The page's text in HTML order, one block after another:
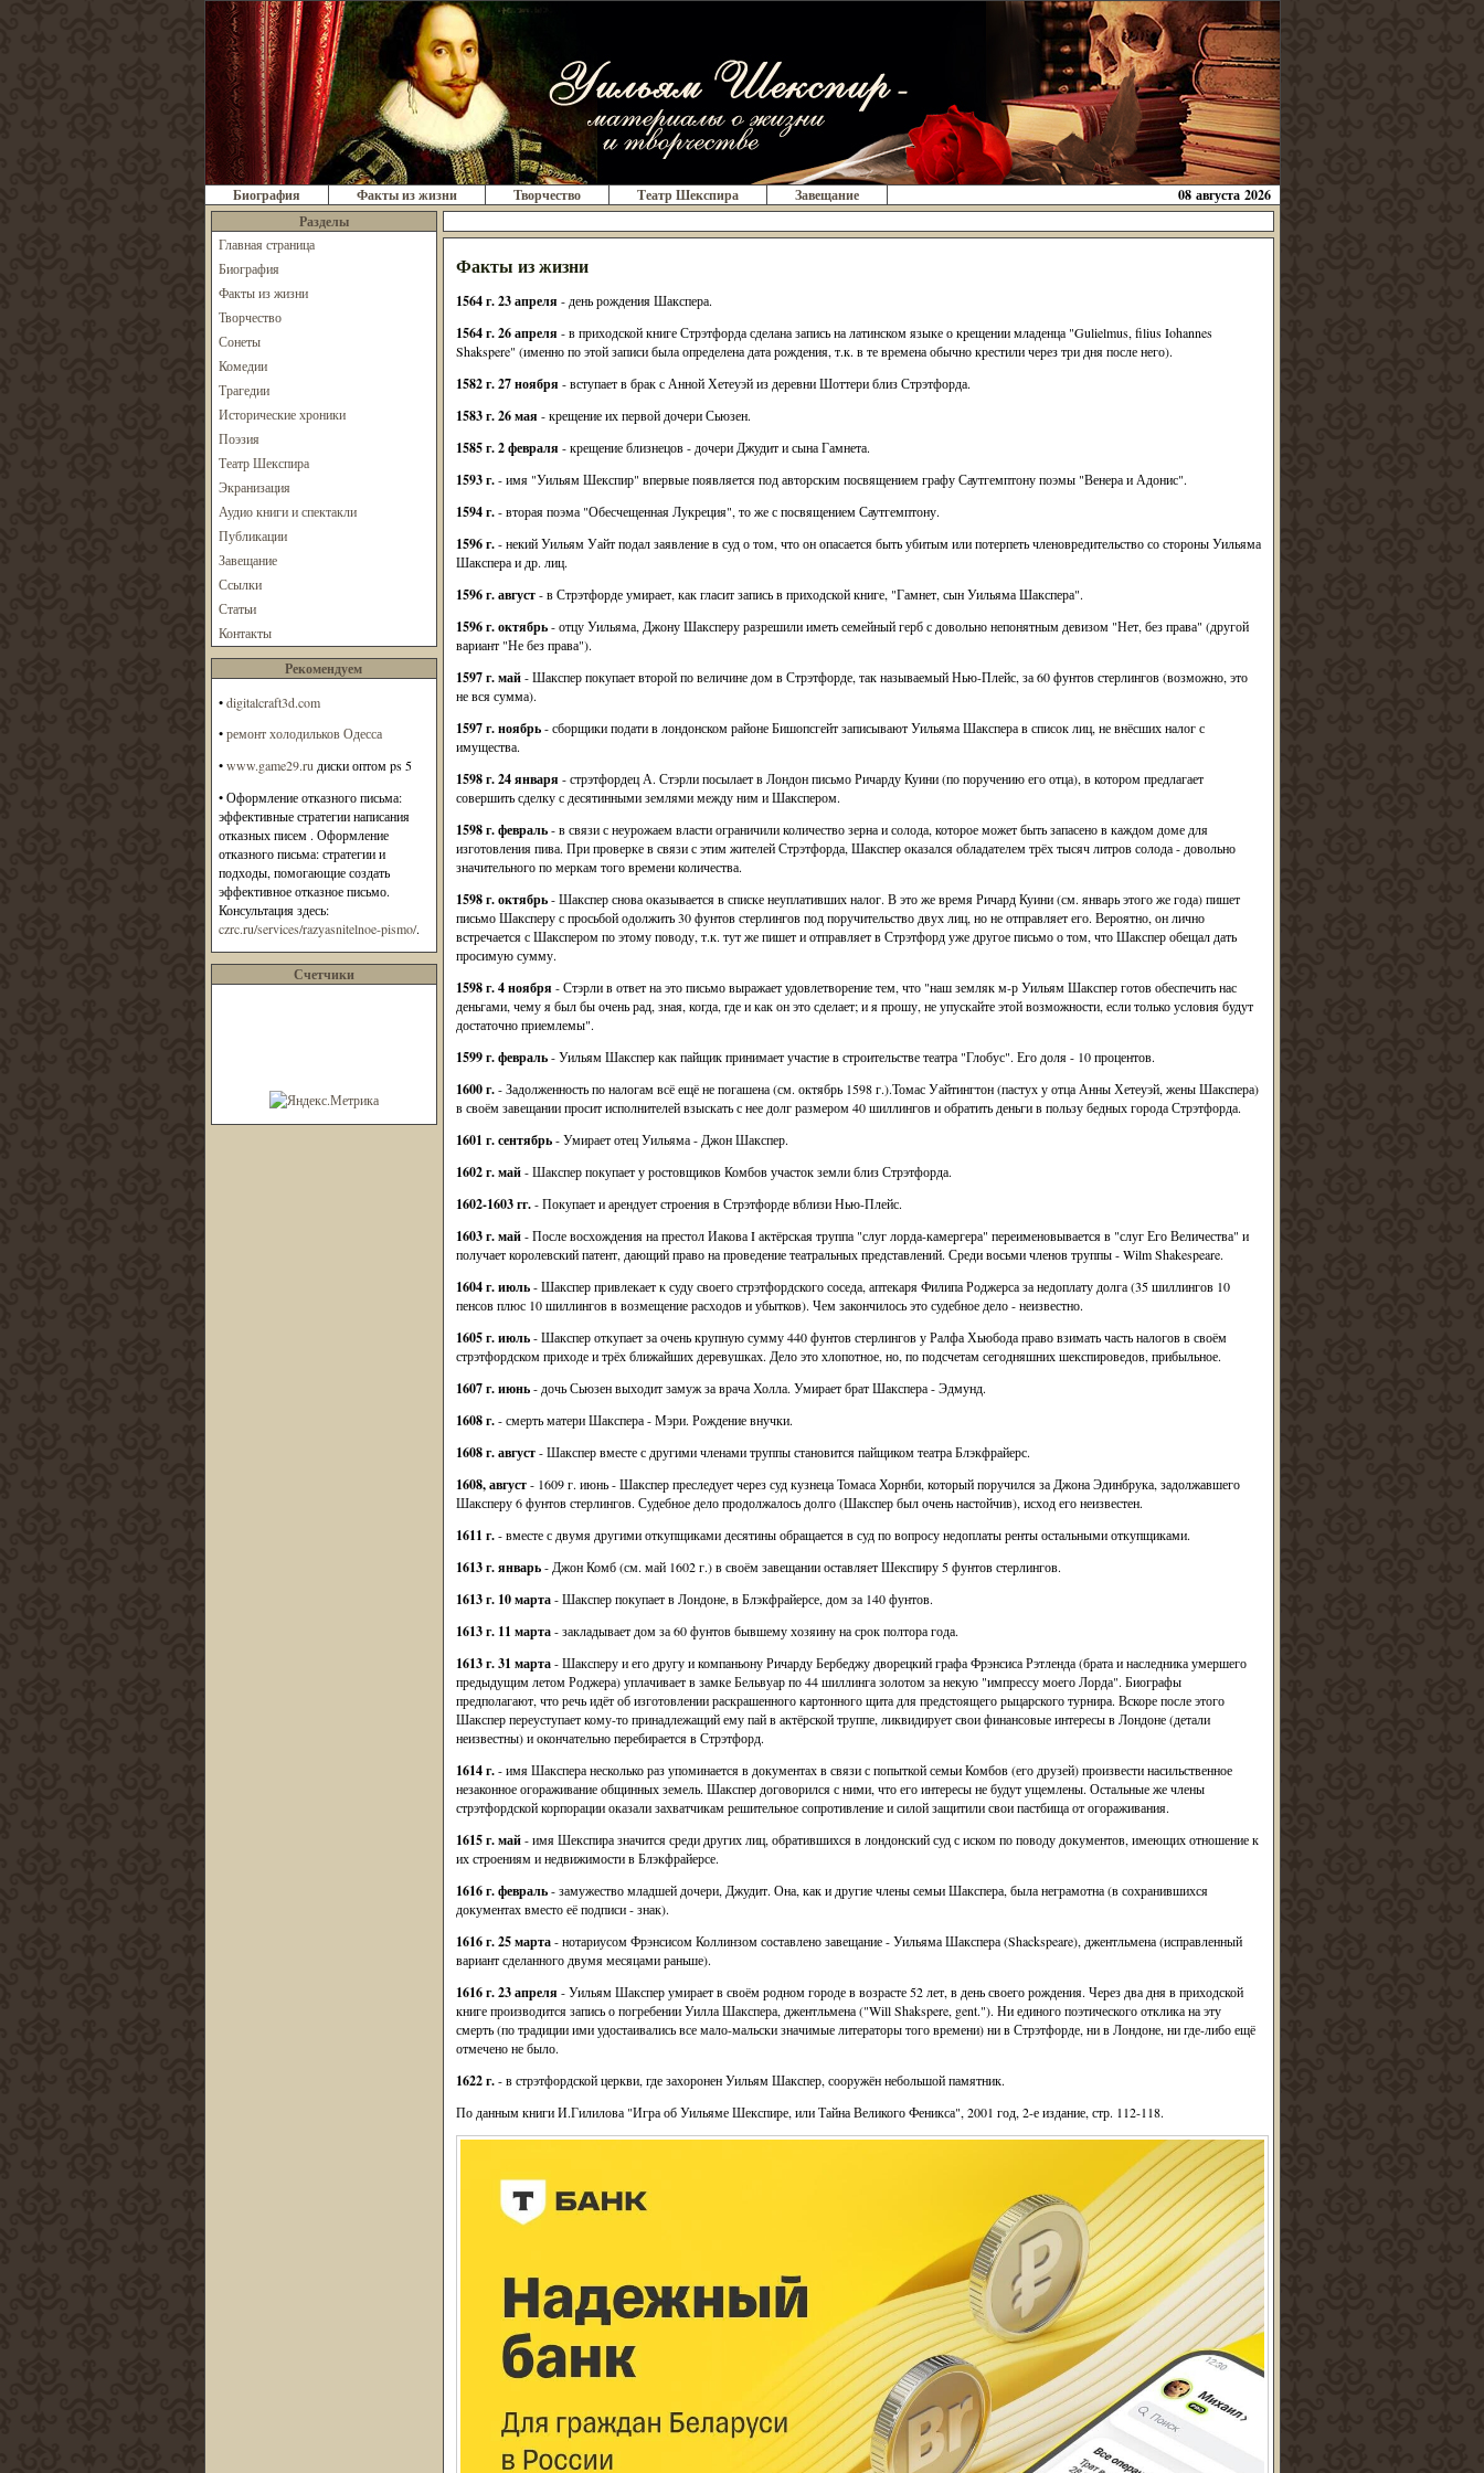
Биография Факты из жизни Творчество Театр Шекспира Завещание
08 августа 2026
Разделы
Главная страница
Биография
Факты из жизни
Творчество
Сонеты
Комедии
Трагедии
Исторические хроники
Поэзия
Театр Шекспира
Экранизация
Аудио книги и спектакли
Публикации
Завещание
Ссылки
Статьи
Контакты
Рекомендуем
•digitalcraft3d.com
•ремонт холодильков Одесса
•www.game29.ru диски оптом ps 5
• Оформление отказного письма:
эффективные стратегии написания
отказных писем . Оформление
отказного письма: стратегии и
подходы, помогающие создать
эффективное отказное письмо.
Консультация здесь:
czrc.ru/services/razyasnitelnoe-pismo/.
Счетчики
Факты из жизни
1564 г. 23 апреля - день рождения Шакспера.
1564 г. 26 апреля - в приходской книге Стрэтфорда сделана запись на латинском языке о крещении младенца "Gulielmus, filius Iohannes
Shakspere" (именно по этой записи была определена дата рождения, т.к. в те времена обычно крестили через три дня после него).
1582 г. 27 ноября - вступает в брак с Анной Хетеуэй из деревни Шоттери близ Стрэтфорда.
1583 г. 26 мая - крещение их первой дочери Сьюзен.
1585 г. 2 февраля - крещение близнецов - дочери Джудит и сына Гамнета.
1593 г.- имя "Уильям Шекспир" впервые появляется под авторским посвящением графу Саутгемптону поэмы "Венера и Адонис".
1594 г.- вторая поэма "Обесчещенная Лукреция", то же с посвящением Саутгемптону.
1596 г.- некий Уильям Уайт подал заявление в суд о том, что он опасается быть убитым или потерпеть членовредительство со стороны Уильяма
Шакспера и др. лиц.
1596 г. август- в Стрэтфорде умирает, как гласит запись в приходской книге, "Гамнет, сын Уильяма Шакспера".
1596 г. октябрь- отцу Уильяма, Джону Шаксперу разрешили иметь семейный герб с довольно непонятным девизом "Нет, без права" (другой
вариант "Не без права").
1597 г. май- Шакспер покупает второй по величине дом в Стрэтфорде, так называемый Нью-Плейс, за 60 фунтов стерлингов (возможно, это
не вся сумма).
1597 г. ноябрь- сборщики подати в лондонском районе Бишопсгейт записывают Уильяма Шакспера в список лиц, не внёсших налог с
имущества.
1598 г. 24 января - стрэтфордец А. Стэрли посылает в Лондон письмо Ричарду Куини (по поручению его отца), в котором предлагает
совершить сделку с десятинными землями между ним и Шакспером.
1598 г. февраль- в связи с неурожаем власти ограничили количество зерна и солода, которое может быть запасено в каждом доме для
изготовления пива. При проверке в связи с этим жителей Стрэтфорда, Шакспер оказался обладателем трёх тысяч литров солода - довольно
значительного по меркам того времени количества.
1598 г. октябрь- Шакспер снова оказывается в списке неуплативших налог. В это же время Ричард Куини (см. январь этого же года) пишет
письмо Шаксперу с просьбой одолжить 30 фунтов стерлингов под поручительство двух лиц, но не отправляет его. Вероятно, он лично
встречается с Шакспером по этому поводу, т.к. тут же пишет и отправляет в Стрэтфорд уже другое письмо о том, что Шакспер обещал дать
просимую сумму.
1598 г. 4 ноября - Стэрли в ответ на это письмо выражает удовлетворение тем, что "наш земляк м-р Уильям Шакспер готов обеспечить нас
деньгами, чему я был бы очень рад, зная, когда, где и как он это сделает; и я прошу, не упускайте этой возможности, если только условия будут
достаточно приемлемы".
1599 г. февраль- Уильям Шакспер как пайщик принимает участие в строительстве театра "Глобус". Его доля - 10 процентов.
1600 г.- Задолженность по налогам всё ещё не погашена (см. октябрь 1598 г.).Томас Уайтингтон (пастух у отца Анны Хетеуэй, жены Шакспера)
в своём завещании просит исполнителей взыскать с нее долг размером 40 шиллингов и обратить деньги в пользу бедных города Стрэтфорда.
1601 г. сентябрь- Умирает отец Уильяма - Джон Шакспер.
1602 г. май- Шакспер покупает у ростовщиков Комбов участок земли близ Стрэтфорда.
1602-1603 гг.- Покупает и арендует строения в Стрэтфорде вблизи Нью-Плейс.
1603 г. май- После восхождения на престол Иакова I актёрская труппа "слуг лорда-камергера" переименовывается в "слуг Его Величества" и
получает королевский патент, дающий право на проведение театральных представлений. Среди восьми членов труппы - Wilm Shakespeare.
1604 г. июль- Шакспер привлекает к суду своего стрэтфордского соседа, аптекаря Филипа Роджерса за недоплату долга (35 шиллингов 10
пенсов плюс 10 шиллингов в возмещение расходов и убытков). Чем закончилось это судебное дело - неизвестно.
1605 г. июль- Шакспер откупает за очень крупную сумму 440 фунтов стерлингов у Ралфа Хьюбода право взимать часть налогов в своём
стрэтфордском приходе и трёх ближайших деревушках. Дело это хлопотное, но, по подсчетам сегодняшних шекспироведов, прибыльное.
1607 г. июнь- дочь Сьюзен выходит замуж за врача Холла. Умирает брат Шакспера - Эдмунд.
1608 г.- смерть матери Шакспера - Мэри. Рождение внучки.
1608 г. август- Шакспер вместе с другими членами труппы становится пайщиком театра Блэкфрайерс.
1608, август- 1609 г. июнь - Шакспер преследует через суд кузнеца Томаса Хорнби, который поручился за Джона Эдинбрука, задолжавшего
Шаксперу 6 фунтов стерлингов. Судебное дело продолжалось долго (Шакспер был очень настойчив), исход его неизвестен.
1611 г.- вместе с двумя другими откупщиками десятины обращается в суд по вопросу недоплаты ренты остальными откупщиками.
1613 г. январь- Джон Комб (см. май 1602 г.) в своём завещании оставляет Шекспиру 5 фунтов стерлингов.
1613 г. 10 марта- Шакспер покупает в Лондоне, в Блэкфрайерсе, дом за 140 фунтов.
1613 г. 11 марта- закладывает дом за 60 фунтов бывшему хозяину на срок полтора года.
1613 г. 31 марта- Шаксперу и его другу и компаньону Ричарду Бербеджу дворецкий графа Фрэнсиса Рэтленда (брата и наследника умершего
предыдущим летом Роджера) уплачивает в замке Бельвуар по 44 шиллинга золотом за некую "импрессу моего Лорда". Биографы
предполагают, что речь идёт об изготовлении раскрашенного картонного щита для предстоящего рыцарского турнира. Вскоре после этого
Шакспер переуступает кому-то принадлежащий ему пай в актёрской труппе, ликвидирует свои финансовые интересы в Лондоне (детали
неизвестны) и окончательно перебирается в Стрэтфорд.
1614 г.- имя Шакспера несколько раз упоминается в документах в связи с попыткой семьи Комбов (его друзей) произвести насильственное
незаконное огораживание общинных земель. Шакспер договорился с ними, что его интересы не будут ущемлены. Остальные же члены
стрэтфордской корпорации оказали захватчикам решительное сопротивление и силой защитили свои пастбища от огораживания.
1615 г. май- имя Шекспира значится среди других лиц, обратившихся в лондонский суд с иском по поводу документов, имеющих отношение к
их строениям и недвижимости в Блэкфрайерсе.
1616 г. февраль- замужество младшей дочери, Джудит. Она, как и другие члены семьи Шакспера, была неграмотна (в сохранившихся
документах вместо её подписи - знак).
1616 г. 25 марта- нотариусом Фрэнсисом Коллинзом составлено завещание - Уильяма Шакспера (Shackspeare), джентльмена (исправленный
вариант сделанного двумя месяцами раньше).
1616 г. 23 апреля - Уильям Шакспер умирает в своём родном городе в возрасте 52 лет, в день своего рождения. Через два дня в приходской
книге производится запись о погребении Уилла Шакспера, джентльмена ("Will Shakspere, gent."). Ни единого поэтического отклика на эту
смерть (по традиции ими удостаивались все мало-мальски значимые литераторы того времени) ни в Стрэтфорде, ни в Лондоне, ни где-либо ещё
отмечено не было.
1622 г.- в стрэтфордской церкви, где захоронен Уильям Шакспер, сооружён небольшой памятник.
По данным книги И.Гилилова "Игра об Уильяме Шекспире, или Тайна Великого Феникса", 2001 год, 2-е издание, стр. 112-118.